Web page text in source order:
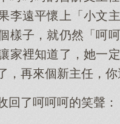
李遠平懷上「小文
樣子，就仍然「呵
家裡知道了，她一
，再來個新主任，你
回了呵呵呵的笑聲